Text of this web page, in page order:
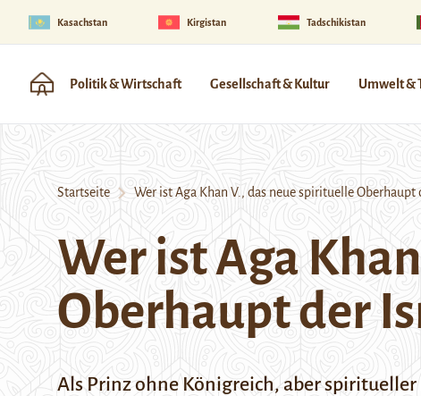
Kasachstan Kirgistan Tadschikistan
Politik & Wirtschaft Gesellschaft & Kultur Umwelt &
Startseite Wer ist Aga Khan V., das neue spirituelle
Wer ist Aga
Oberhaupt der
Als Prinz ohne Königreich, aber